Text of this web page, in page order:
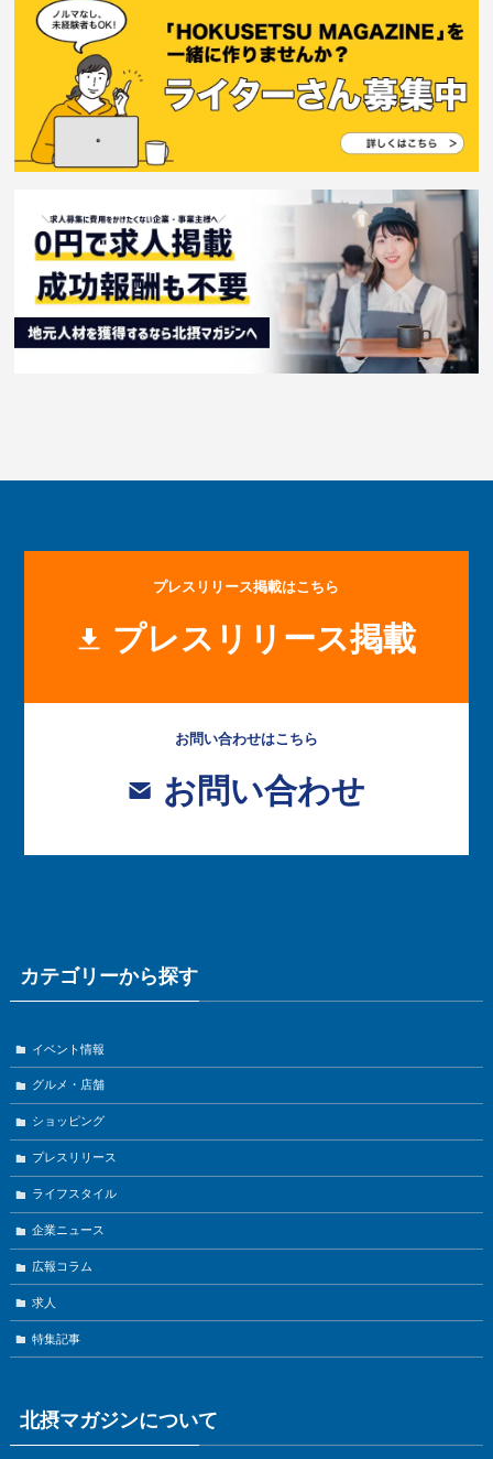
プレスリリース掲載はこちら
プレスリリース掲載
お問い合わせはこちら
お問い合わせ
カテゴリーから探す
イベント情報
グルメ・店舗
ショッピング
プレスリリース
ライフスタイル
企業ニュース
広報コラム
求人
特集記事
北摂マガジンについて